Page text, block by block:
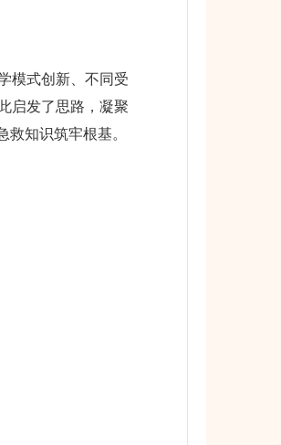
模式创新、不同受
启发了思路，凝聚
知识筑牢根基。